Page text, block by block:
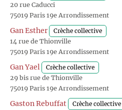
20 rue Caducci
75019 Paris 19e Arrondissement
Gan Esther Crèche collective
14 rue de Thionville
75019 Paris 19e Arrondissement
Gan Yael Crèche collective
29 bis rue de Thionville
75019 Paris 19e Arrondissement
Gaston Rebuffat Crèche collective